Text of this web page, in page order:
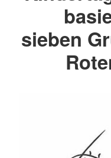
sieben